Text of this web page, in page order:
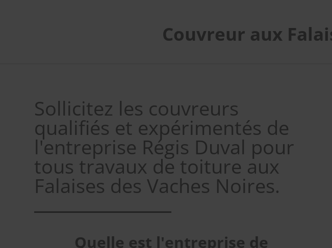
Couvreur aux
Sollicitez les couvreurs
qualifiés et expérimentés de
l'entreprise Régis Duval pour
tous travaux de toiture aux
Falaises des Vaches Noires.
Quelle est l'entreprise de